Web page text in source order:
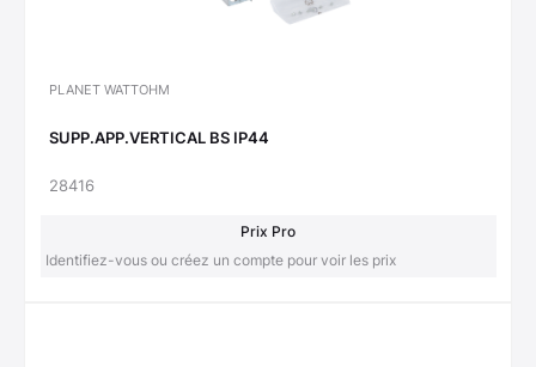
PLANET WATTOHM
SUPP.APP.VERTICAL BS IP44
28416
Prix Pro
Identifiez-vous ou créez un compte pour voir les prix